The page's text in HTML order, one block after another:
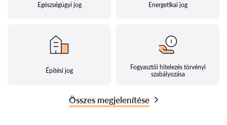
Egészségügyi jog Energetikai jog
Építési jog
Fogyasztói hitelezés törvényi
szabályozása
Összes megjelenítése